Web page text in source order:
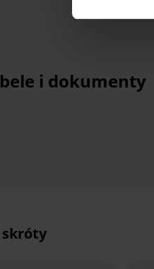
i dokumenty
skróty